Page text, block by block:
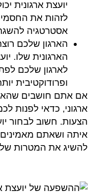
יועצת ארגונית
לזהות את
אסטרטגיה
הארגון שלכם
הארגונית שלו.
לארגון שלכם
ופרודוקטיבית
אם אתם חושבים
ארגוני, כדאי לפנות
הצעות. חשוב לבחור
איתה ושאתם מאמינים
להשיג את המטרות